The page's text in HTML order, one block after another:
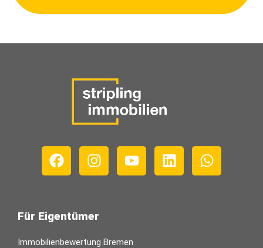
Für Eigentümer
Immobilienbewertung Bremen